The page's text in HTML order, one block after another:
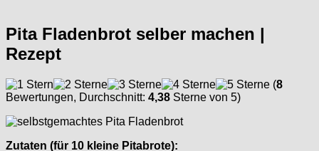
Pita Fladenbrot selber machen |
Rezept
(8
Bewertungen, Durchschnitt: 4,38 Sterne von 5)
Zutaten (für 10 kleine Pitabrote):